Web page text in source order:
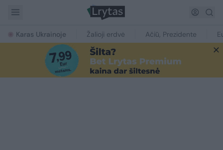
Karas Ukrainoje Žalioji erdvė Ačiū, Prezidente